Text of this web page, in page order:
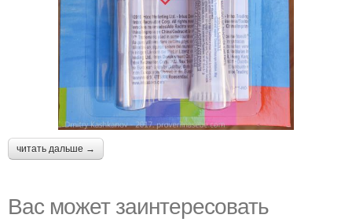
читать дальше →
Вас может заинтересовать